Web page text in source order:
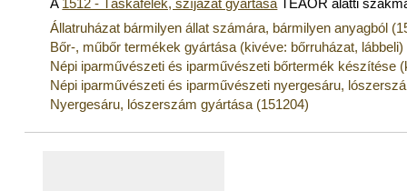
A 1512 - Táskafélék, szíjazat gyártása TEÁOR alatti
Állatruházat bármilyen állat számára, bármilyen anyagból
Bőr-, műbőr termékek gyártása (kivéve: bőrruházat,
Népi iparművészeti és iparművészeti bőrtermék készítése
Népi iparművészeti és iparművészeti nyergesáru,
Nyergesáru, lószerszám gyártása (151204)